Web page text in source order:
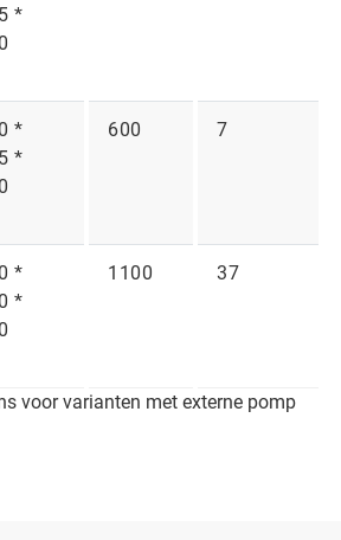
*
*
*
600 7
*
*
1100 37
voor varianten met externe pomp